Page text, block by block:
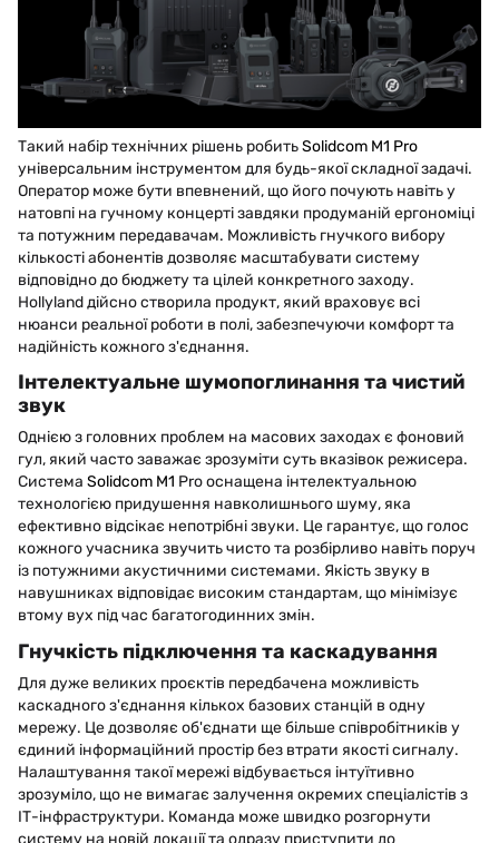
Такий набір технічних рішень робитьSolidcom M1 Pro
універсальним інструментом для будь-якої складної задачі.
Оператор може бути впевнений, що його почують навіть у
натовпі на гучному концерті завдяки продуманій ергономіці
та потужним передавачам. Можливість гнучкого вибору
кількості абонентів дозволяє масштабувати систему
відповідно до бюджету та цілей конкретного заходу.
Hollyland дійсно створила продукт, який враховує всі
нюанси реальної роботи в полі, забезпечуючи комфорт та
надійність кожного з'єднання.
Інтелектуальне шумопоглинання та чистий
звук
Однією з головних проблем на масових заходах є фоновий
гул, який часто заважає зрозуміти суть вказівок режисера.
Система Solidcom M1 Pro оснащена інтелектуальною
технологією придушення навколишнього шуму, яка
ефективно відсікає непотрібні звуки. Це гарантує, що голос
кожного учасника звучить чисто та розбірливо навіть поруч
із потужними акустичними системами. Якість звуку в
навушниках відповідає високим стандартам, що мінімізує
втому вух під час багатогодинних змін.
Гнучкість підключення та каскадування
Для дуже великих проєктів передбачена можливість
каскадного з'єднання кількох базових станцій в одну
мережу. Це дозволяє об'єднати ще більше співробітників у
єдиний інформаційний простір без втрати якості сигналу.
Налаштування такої мережі відбувається інтуїтивно
зрозуміло, що не вимагає залучення окремих спеціалістів з
ІТ-інфраструктури. Команда може швидко розгорнути
систему на новій локації та одразу приступити до